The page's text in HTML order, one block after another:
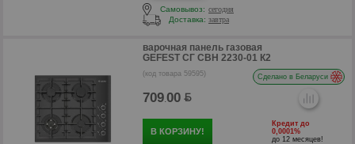
Самовывоз: сегодня
Доставка: завтра
варочная панель газовая
GEFEST СГ СВН 2230-01 К2
(код товара 59595) Сделано в Беларуси
709.00
В КОРЗИНУ!
Кредит до
0,0001%
до 12 месяцев!